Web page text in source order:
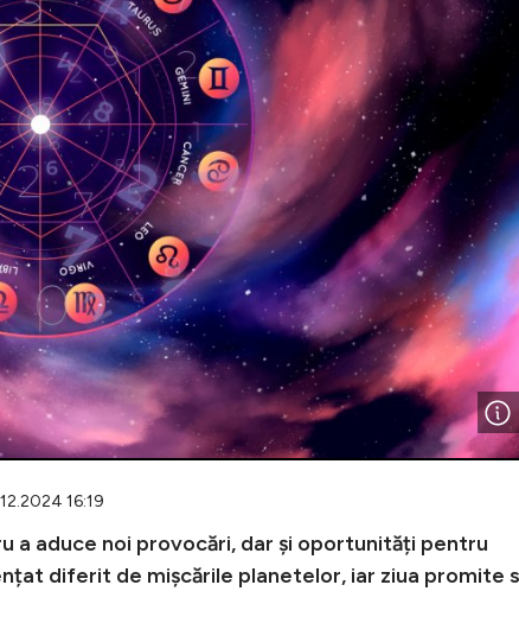
16:19
a aduce noi provocări, dar și oportunități pentru
diferit de mișcările planetelor, iar ziua promite